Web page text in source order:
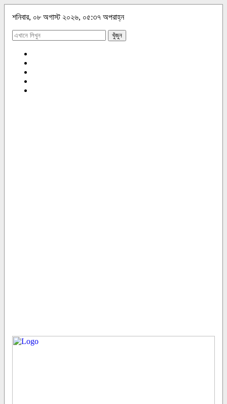
শনিবার, ০৮ অগাস্ট ২০২৬, ০৫:৩৭ অপরাহ্ন
খুঁজুন